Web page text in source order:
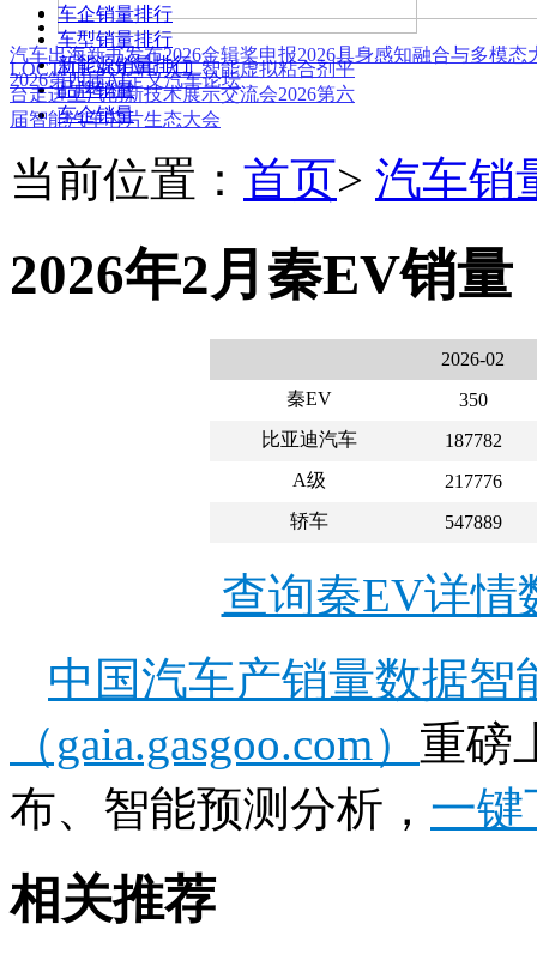
汽车出海新书发布2026金辑奖申报2026具身感知融合与多模态
2026第四届AI定义汽车论坛
LOCTITE SOLVE 人工智能虚拟粘合剂平
台走进上汽创新技术展示交流会2026第六
届智能汽车芯片生态大会
车企销量排行
车型销量排行
新能源销量排行
品牌销量
车企销量
当前位置： 首页> 汽车销
2026年2月秦EV销量
2026-02
秦EV
350
比亚迪汽车
187782
A级
217776
轿车
547889
查询秦EV详情
中国汽车产销量数据
（gaia.gasgoo.com） 重磅
布、智能预测分析， 一键
相关推荐